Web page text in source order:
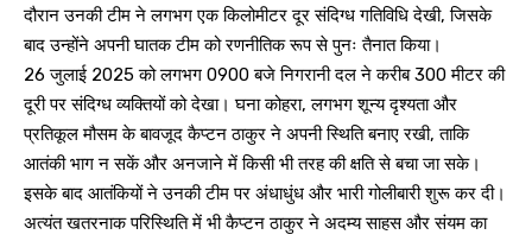
दौरान उनकी टीम ने लगभग एक किलोमीटर दूर संदिग्ध गतिविधि देखी, जिसके
बाद उन्होंने अपनी घातक टीम को रणनीतिक रूप से पुनः तैनात किया।
26 जुलाई 2025 को लगभग 0900 बजे निगरानी दल ने करीब 300 मीटर की
दूरी पर संदिग्ध व्यक्तियों को देखा। घना कोहरा, लगभग शून्य दृश्यता और
प्रतिकूल मौसम के बावजूद कैप्टन ठाकुर ने अपनी स्थिति बनाए रखी, ताकि
आतंकी भाग न सकें और अनजाने में किसी भी तरह की क्षति से बचा जा सके।
इसके बाद आतंकियों ने उनकी टीम पर अंधाधुंध और भारी गोलीबारी शुरू कर दी।
अत्यंत खतरनाक परिस्थिति में भी कैप्टन ठाकुर ने अदम्य साहस और संयम का